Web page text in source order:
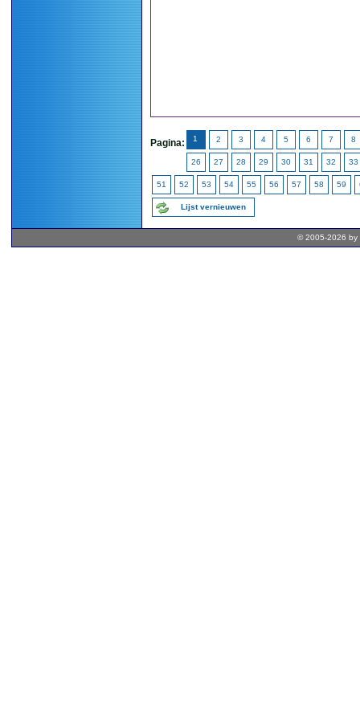
Pagina: 1 2 3 4 5 6 7 8
26 27 28 29 30 31 32 33
51 52 53 54 55 56 57 58 59
Lijst vernieuwen
© 2005-2026 by